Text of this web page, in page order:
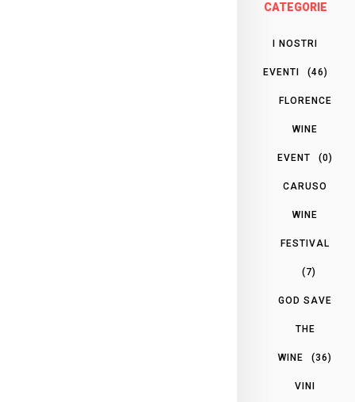
CATEGORIE
I NOSTRI
EVENTI (46)
FLORENCE
WINE
EVENT (0)
CARUSO
WINE
FESTIVAL
(7)
GOD SAVE
THE
WINE (36)
VINI